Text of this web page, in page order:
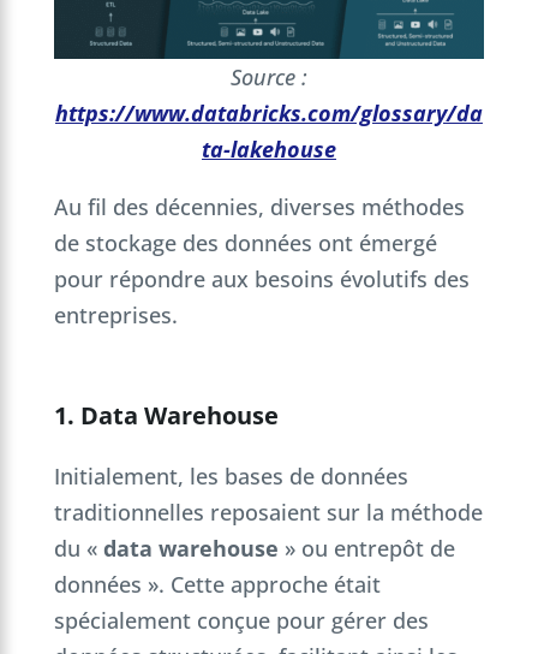
Source :
https://www.databricks.com/glossary/da
ta-lakehouse
Au fil des décennies, diverses méthodes
de stockage des données ont émergé
pour répondre aux besoins évolutifs des
entreprises.
1. Data Warehouse
Initialement, les bases de données
traditionnelles reposaient sur la méthode
du « data warehouse » ou entrepôt de
données ». Cette approche était
spécialement conçue pour gérer des